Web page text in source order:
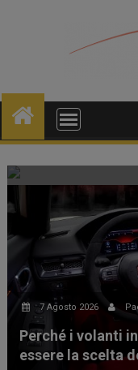
5 Agosto 2026
Lunga vita alla
7 Agosto 2026
Perché i volanti
essere la scelta